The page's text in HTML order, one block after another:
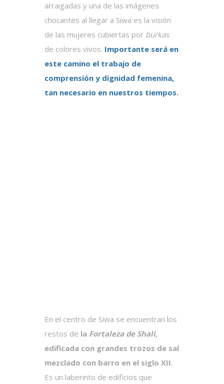
arraigadas y una de las imágenes
chocantes al llegar a Siwa es la visión
de las mujeres cubiertas por burkas
de colores vivos. Importante será en
este camino el trabajo de
comprensión y dignidad femenina,
tan necesario en nuestros tiempos.
En el centro de Siwa se encuentran los
restos de la Fortaleza de Shali,
edificada con grandes trozos de sal
mezclado con barro en el siglo XII.
Es un laberinto de edificios que